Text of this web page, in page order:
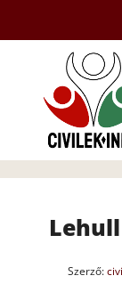
tartalomba
Szerző: